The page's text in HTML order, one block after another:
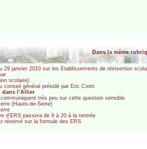
Dans la même
janvier 2010 sur les Etablissements de réinsertion
scolaire)
conseil général présidé par Eric Ciotti
dans l’Allier
très peu sur cette question sensible
(Hauts-de-Seine)
d’ERS passera de 9 à 20 à la rentrée
réservé sur la formule des ERS